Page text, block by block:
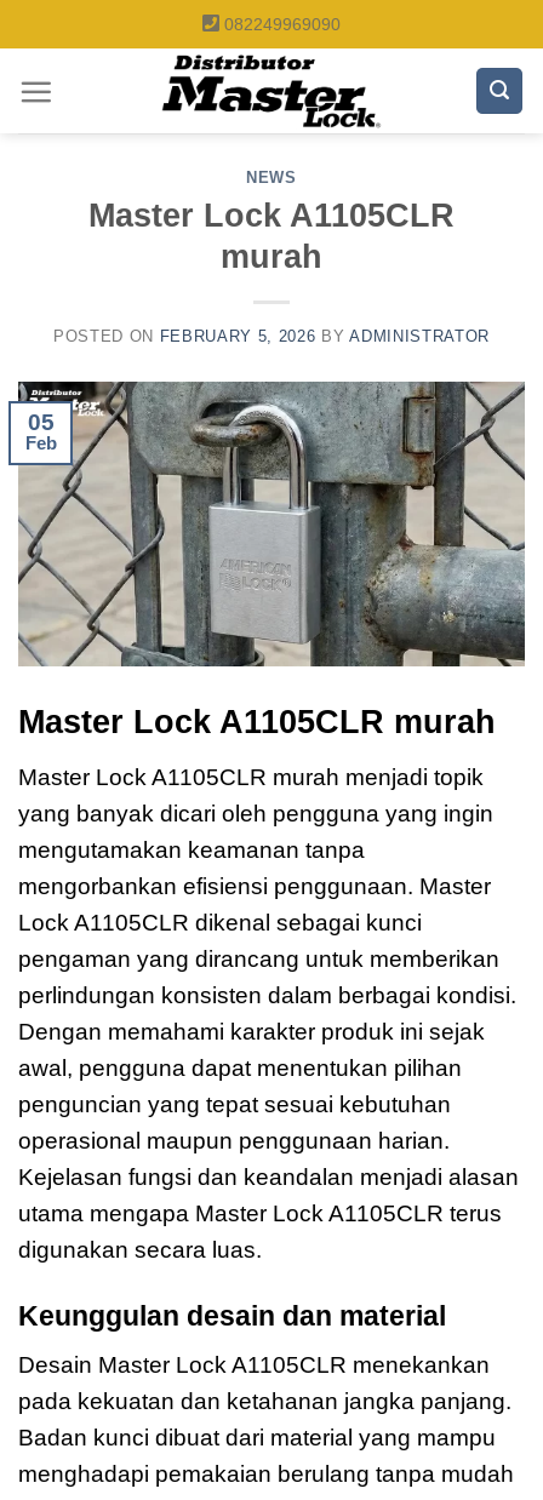
to
content
082249969090
NEWS
Master Lock A1105CLR
murah
POSTED ON FEBRUARY 5, 2026 BYADMINISTRATOR
05
Feb
Master Lock A1105CLR murah
Master Lock A1105CLR murah menjadi topik
yang banyak dicari oleh pengguna yang ingin
mengutamakan keamanan tanpa
mengorbankan efisiensi penggunaan. Master
Lock A1105CLR dikenal sebagai kunci
pengaman yang dirancang untuk memberikan
perlindungan konsisten dalam berbagai kondisi.
Dengan memahami karakter produk ini sejak
awal, pengguna dapat menentukan pilihan
penguncian yang tepat sesuai kebutuhan
operasional maupun penggunaan harian.
Kejelasan fungsi dan keandalan menjadi alasan
utama mengapa Master Lock A1105CLR terus
digunakan secara luas.
Keunggulan desain dan material
Desain Master Lock A1105CLR menekankan
pada kekuatan dan ketahanan jangka panjang.
Badan kunci dibuat dari material yang mampu
menghadapi pemakaian berulang tanpa mudah